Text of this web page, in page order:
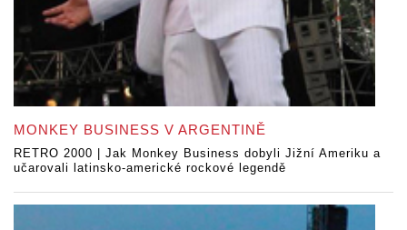
MONKEY BUSINESS V ARGENTINĚ
RETRO 2000 | Jak Monkey Business dobyli Jižní Ameriku a
učarovali latinsko-americké rockové legendě